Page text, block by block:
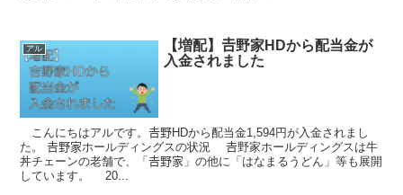
アル
【増配】𠮷野家HDから配当金が
入金されました
こんにちはアルです。𠮷野HDから配当金1,594円が入金されまし
た。 𠮷野家ホールディングスの状況 𠮷野家ホールディングスは牛
丼チェーンの老舗で、「𠮷野家」の他に「はなまるうどん」等も展開
しています。 20...